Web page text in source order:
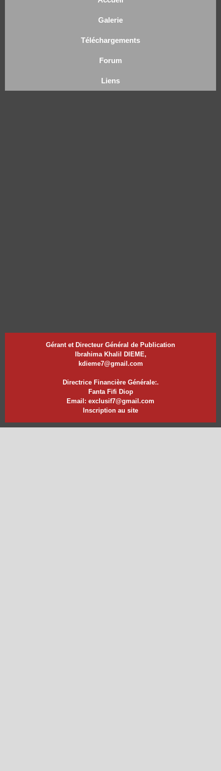
Galerie
Téléchargements
Forum
Liens
Gérant et Directeur Général de Publication
Ibrahima Khalil DIEME,
kdieme7@gmail.com
Directrice Financière Générale:.
Fanta Fifi Diop
Email: exclusif7@gmail.com
Inscription au site